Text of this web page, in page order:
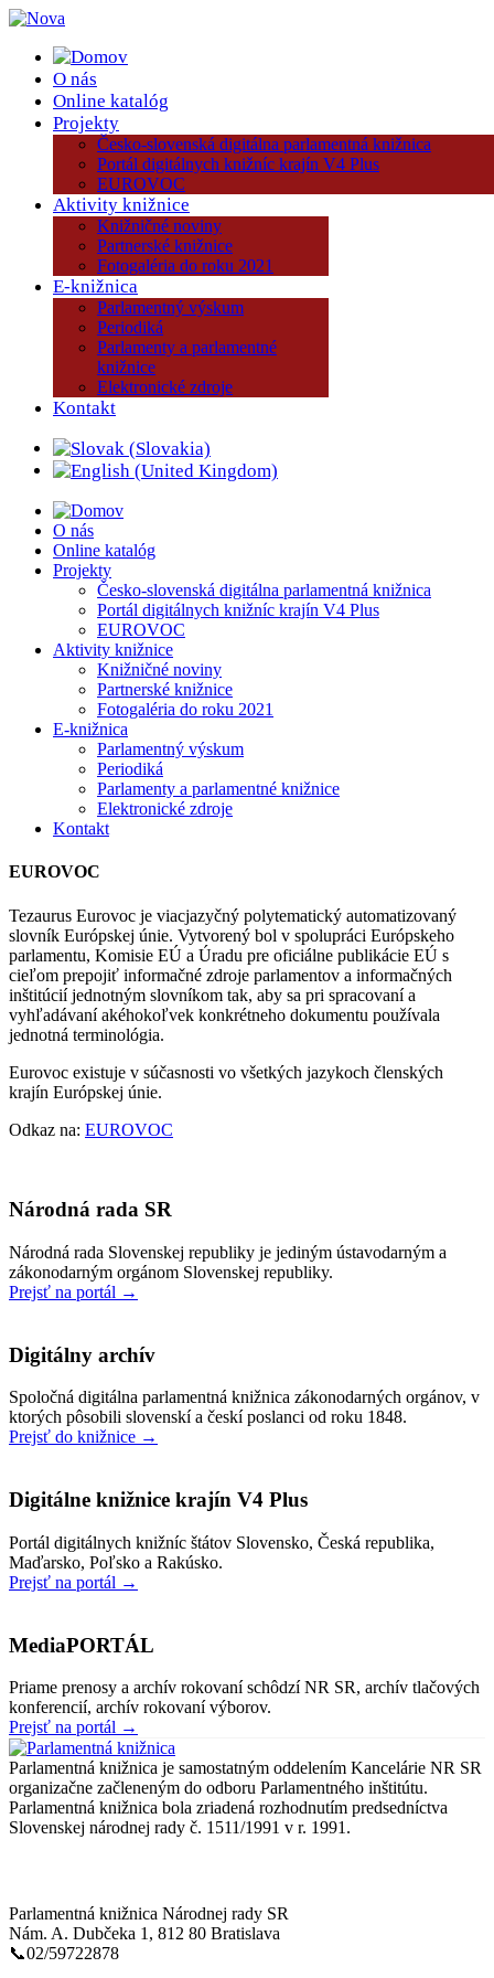
O nás
Online katalóg
Projekty
Česko-slovenská digitálna parlamentná knižnica
Portál digitálnych knižníc krajín V4 Plus
EUROVOC
Aktivity knižnice
Knižničné noviny
Partnerské knižnice
Fotogaléria do roku 2021
E-knižnica
Parlamentný výskum
Periodiká
Parlamenty a parlamentné
knižnice
Elektronické zdroje
Kontakt
O nás
Online katalóg
Projekty
Česko-slovenská digitálna parlamentná knižnica
Portál digitálnych knižníc krajín V4 Plus
EUROVOC
Aktivity knižnice
Knižničné noviny
Partnerské knižnice
Fotogaléria do roku 2021
E-knižnica
Parlamentný výskum
Periodiká
Parlamenty a parlamentné knižnice
Elektronické zdroje
Kontakt
EUROVOC
Tezaurus Eurovoc je viacjazyčný polytematický automatizovaný
slovník Európskej únie. Vytvorený bol v spolupráci Európskeho
parlamentu, Komisie EÚ a Úradu pre oficiálne publikácie EÚ s
cieľom prepojiť informačné zdroje parlamentov a informačných
inštitúcií jednotným slovníkom tak, aby sa pri spracovaní a
vyhľadávaní akéhokoľvek konkrétneho dokumentu používala
jednotná terminológia.
Eurovoc existuje v súčasnosti vo všetkých jazykoch členských
krajín Európskej únie.
Odkaz na: EUROVOC
Národná rada SR
Národná rada Slovenskej republiky je jediným ústavodarným a
zákonodarným orgánom Slovenskej republiky.
Prejsť na portál →
Digitálny archív
Spoločná digitálna parlamentná knižnica zákonodarných orgánov, v
ktorých pôsobili slovenskí a českí poslanci od roku 1848.
Prejsť do knižnice →
Digitálne knižnice krajín V4 Plus
Portál digitálnych knižníc štátov Slovensko, Česká republika,
Maďarsko, Poľsko a Rakúsko.
Prejsť na portál →
MediaPORTÁL
Priame prenosy a archív rokovaní schôdzí NR SR, archív tlačových
konferencií, archív rokovaní výborov.
Prejsť na portál →
Parlamentná knižnica je samostatným oddelením Kancelárie NR SR
organizačne začleneným do odboru Parlamentného inštitútu.
Parlamentná knižnica bola zriadená rozhodnutím predsedníctva
Slovenskej národnej rady č. 1511/1991 v r. 1991.
Parlamentná knižnica Národnej rady SR
Nám. A. Dubčeka 1, 812 80 Bratislava
📞02/59722878